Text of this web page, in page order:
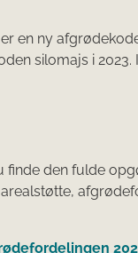
en ny
silomajs i 2023.
finde den fulde